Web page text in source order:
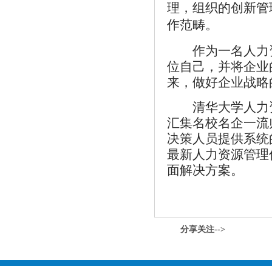
理，组织的创新
作范畴。
作为一名人力
位自己，并将企
来，做好企业战
清华大学人力
汇集名校名企一
决策人员提供系
最新人力资源管
面解决方案。
分享关注-->